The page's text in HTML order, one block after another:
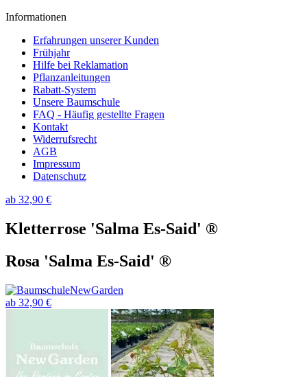
Informationen
Erfahrungen unserer Kunden
Frühjahr
Hilfe bei Reklamation
Pflanzanleitungen
Rabatt-System
Unsere Baumschule
FAQ - Häufig gestellte Fragen
Kontakt
Widerrufsrecht
AGB
Impressum
Datenschutz
ab 32,90 €
Kletterrose 'Salma Es-Said' ®
Rosa 'Salma Es-Said' ®
ab 32,90 €